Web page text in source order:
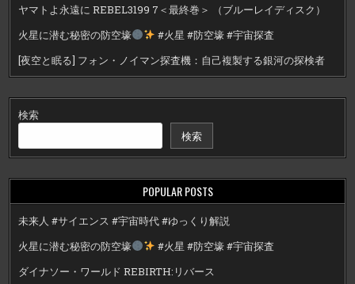
ヤマトよ永遠に REBEL3199 7＜最終巻＞ （ブルーレイディスク）
火星に潜む秘密の防空壕
#火星 #防空壕 #宇宙探査
[夜空と眠る] フォン・ノイマン探査機：自己複製する銀河の探検者
検索
検索
POPULAR POSTS
未来人 #サイエンス #宇宙時代 #ゆっくり解説
火星に潜む秘密の防空壕
#火星 #防空壕 #宇宙探査
ダイナソー・ワールド REBIRTH:リバース